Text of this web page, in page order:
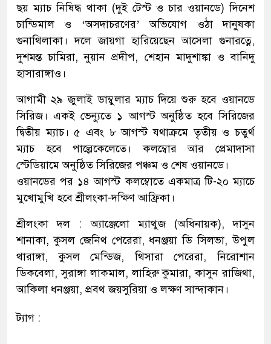
ছয় ম্যাচ নিষিদ্ধ থাকা (দুই টেস্ট ও চার ওয়ানডে) দিনেশ
চান্ডিমাল ও ‘অসদাচরণের’ অভিযোগ ওঠা দানুষকা
গুনাথিলাকা। দলে জায়গা হারিয়েছেন আসেলা গুনারত্নে,
দুশমন্ত চামিরা, নুয়ান প্রদীপ, শেহান মাদুশাঙ্কা ও বানিদু
হাসারাঙ্গাও।
আগামী ২৯ জুলাই ডাম্বুলার ম্যাচ দিয়ে শুরু হবে ওয়ানডে
সিরিজ। একই ভেন্যুতে ১ আগস্ট অনুষ্ঠিত হবে সিরিজের
দ্বিতীয় ম্যাচ। ৫ এবং ৮ আগস্ট যথাক্রমে তৃতীয় ও চতুর্থ
ম্যাচ হবে পাল্লেকেলেতে। কলম্বোর আর প্রেমাদাসা
স্টেডিয়ামে অনুষ্ঠিত সিরিজের পঞ্চম ও শেষ ওয়ানডে।
ওয়ানডের পর ১৪ আগস্ট কলম্বোতে একমাত্র টি-২০ ম্যাচে
মুখোমুখি হবে শ্রীলংকা-দক্ষিণ আফ্রিকা।
শ্রীলংকা দল : অ্যাঞ্জেলো ম্যাথুজ (অধিনায়ক), দাসুন
শানাকা, কুসল জেনিথ পেরেরা, ধনঞ্জয়া ডি সিলভা, উপুল
থারাঙ্গা, কুসল মেন্ডিজ, থিসারা পেরেরা, নিরোশান
ডিকবেলা, সুরাঙ্গা লাকমাল, লাহিরু কুমারা, কাসুন রাজিথা,
আকিলা ধনঞ্জয়া, প্রবথ জয়সুরিয়া ও লক্ষণ সান্দাকান।
ট্যাগ :